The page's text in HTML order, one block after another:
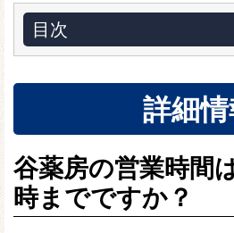
目次
詳細情
谷薬房の営業時間
時までですか？